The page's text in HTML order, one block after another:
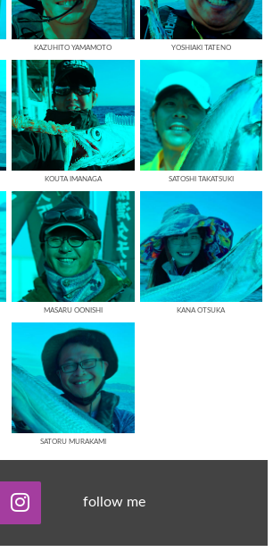
KAZUHITO YAMAMOTO YOSHIAKI TATENO
KOUTA IMANAGA SATOSHI TAKATSUKI
MASARU OONISHI KANA OTSUKA
SATORU MURAKAMI
follow me